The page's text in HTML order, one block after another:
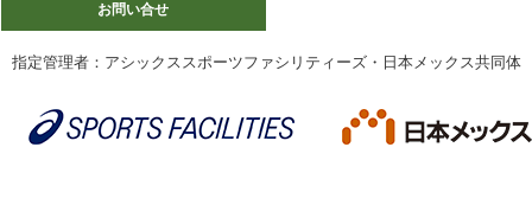
お問い合せ
お問い合せ
指定管理者：アシックススポーツファシリティーズ・日本メックス共同体